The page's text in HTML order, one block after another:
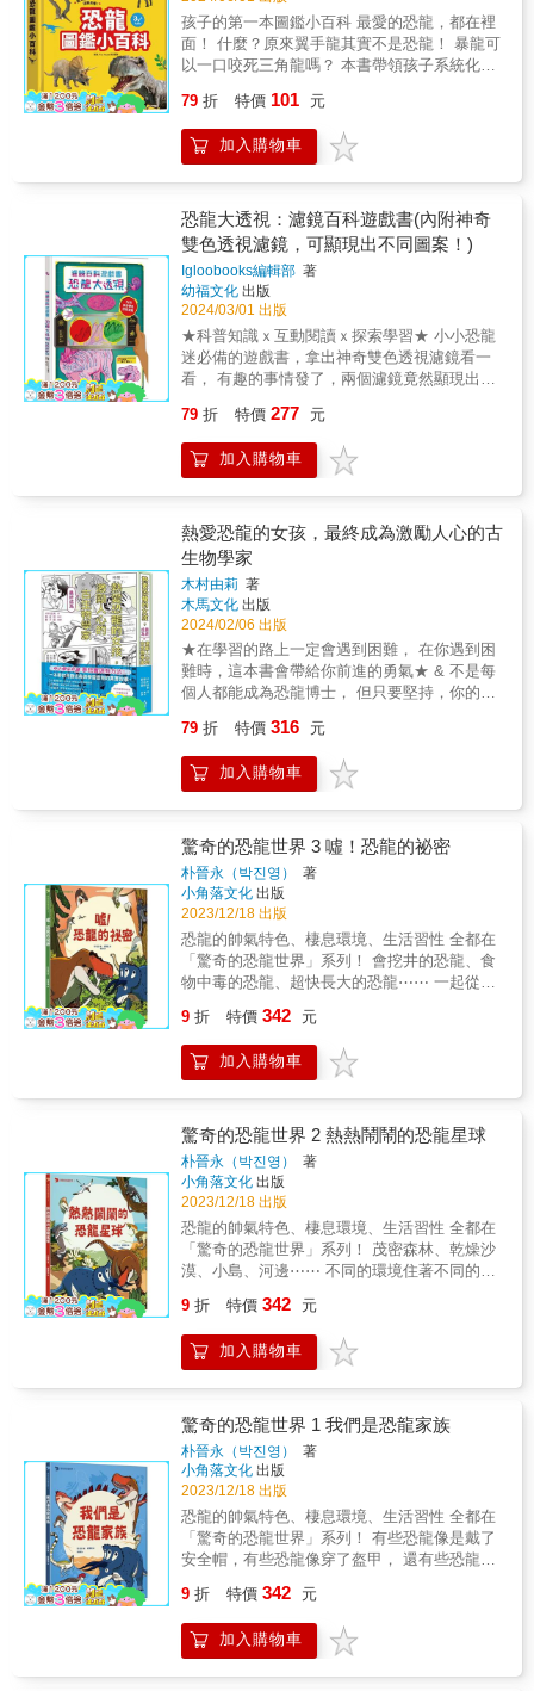
結的原因，以及如何發現恐龍等精彩故事，帶
你走進長達一億六千萬的恐龍王朝，開啟一場
冒險之旅。◎ 各界專家，驚豔推薦！「喜愛恐
龍朋友們，就從你的生日開始，尋找專屬於你
的恐龍，逐日探索驚奇的恐龍世界吧！」── 國
立自然科學博物館研究員 / 張鈞翔博士「讓我
們跟著《一日一恐龍探索超圖鑑》這一本精美
的圖鑑，每一天都是美好的古生物日。」── 台
重現恐龍樣貌的精緻插畫，對未知世界探索的
好奇心就從小開始培養，帶著小孩一起進入千
萬年前的古地球吧！」── YouTube神秘生物頻
道調查員 / 傑斯特Jester
麼？動物 小學生的十萬個為什麼？人體 小學生
的十萬個為什麼？地球 小學生的十萬個為什
麼？恐龍 ✽有注音 ✽適讀年齡：7歲以上 本書
特色 1.貼近生活，激發探索的求知欲。 2.圖文
並茂，滿足孩子的好奇心。 3.淺顯易懂，培養
識。 &
孩子的第一本圖鑑小百科 最愛的恐龍，都在裡
面！ 什麼？原來翼手龍其實不是恐龍！ 暴龍可
以一口咬死三角龍嗎？ 本書帶領孩子系統化認
明，更容易閱讀， 快和孩子一起來尋找答案
吧！ 特別選用不反光紙張材質， 不傷眼好閱
讀！ 【全系列商品】 F20211 恐龍圖鑑小百科
簡介圖表化更清楚】 將恐龍生存年代與分類圖
表化，幫助孩子更容易對喜愛的恐龍建立概
念。 2.【主題化分類整理幫助理解】 透過三大
主題（植食性恐龍、肉食性恐龍、其化古生
物）分類認識，每個主題前還有簡單說明，有
組織了解恐龍間的基本差異。 3.【重點式文字
搭配注音好閱讀】 精心整理的重點內容、大大
的文字搭配注音，淺顯易懂更容易閱讀。 4.
【有趣自我介紹的對話增加趣味性】 圖片旁邊
配上有趣、知識性的介紹，以第一人稱介紹恐
79 折 特價 101 元
加入購物車
恐龍大透視：濾鏡百科遊戲書(內附神奇
雙色透視濾鏡，可顯現出不同圖案！)
Igloobooks編輯部 著
幼福文化 出版
2024/03/01 出版
★科普知識ｘ互動閱讀ｘ探索學習★ 小小恐龍
迷必備的遊戲書，拿出神奇雙色透視濾鏡看一
看， 有趣的事情發了，兩個濾鏡竟然顯現出不
麼？這麼多種的恐龍，要怎麼在地球上和平共
存呢？曾經稱霸地球的恐龍，擁有那些生存絕
技？拿出神奇濾鏡透視恐龍的身體，搭配豐富
吧！ & 知識重點 什麼是恐龍？／凶猛無比的獸
腳類／花招百出的植食性恐龍 體型取勝的蜥腳
類／空中的王者：翼龍類／海中悠遊的怪獸 恐
龍如何照顧寶寶／滅絕時刻來臨／化石穿越時
空／誰是恐龍的後代？ & 專業審訂 臺中國立自
然科學博物館地質學組 楊子睿博士 & 本書特
色 & ★科普百科知識：幫助孩子培養學習興
趣，建立必備素養，啟發跨領域、跨學科探
究。 ★拒絕呆板枯燥：透過濾鏡看到截然不同
的生動圖畫，將文字圖像、真實化呈現眼前。
節隱藏起來，滿足孩子好奇探索的樂趣。 & ＊
適讀年齡：3歲以上
79 折 特價 277 元
加入購物車
熱愛恐龍的女孩，最終成為激勵人心的古
生物學家
木村由莉 著
木馬文化 出版
2024/02/06 出版
★在學習的路上一定會遇到困難， 在你遇到困
難時，這本書會帶給你前進的勇氣★ & 不是每
個人都能成為恐龍博士， 但只要堅持，你的夢
獻在恐龍和古生物上的女孩， 比起同年紀的人
晚了十年才進入職場， 終於成為古生物學家的
故事。 & 每個孩子小時候都可能著迷於某個事
最終成為專家的，恐怕少之又少。 & 女孩的成
為恐龍博士之路 本書是一個小時候非常喜歡恐
龍的女孩，因為在大恐龍博覽會獲得了一個小
小化石而深深著迷；因為看了電影《侏羅紀公
園》才知道古生物學家這個職業；立志要成為
一名恐龍博士，所歷經的努力、研究，以及遠
赴他鄉自立自強最終取得博士學位的真實且激
勵人心的故事。 & 數學成績讓她差點上不了大
學 木村由莉把自決定成為恐龍博士之後，她從
的資訊，尋找可以協助、諮詢的學者、老師的
細節；吊車尾考進大學後，想辦法加入挖掘恐
龍的團隊等的歷程，都鉅細靡遺地記錄下來，
對於當今對未來充滿迷惘，或是有目標但不知
道如何前進的學子，是非常有用且鼓舞的過
程。 & 我這樣常常失敗的人做得到，你也可以
做到 發表此書以來，木村由莉獲得許多學校學
生的回響，因為書中給予想從事相關職業，以
及想知道古生物學家究竟在做什麼的中小學
生、高中生及想要出國留學的人的很多實用的
建議。而木村由香很擅長將艱難的古生物知識
轉化成趣味的科普知識，並加入她個人求學之
路的種種悲喜事件，是一本口吻親切、很容易
閱讀，好像在跟好朋友聊天一樣輕鬆的故事。
& 本書特色 & 1. 當今人物傳記：古生物學家的
當今職人現身說法，符合現代情況，更能給予
兒童對自己、對未來不同的思考與多元的選
擇。 & 2. 提供實用訊息：本書分求學與入職兩
個階段，給予現代學子實際的思想方法與策略
揭露自己的求學歷程外，針對中小學生、高中
生、留學生及家長給予想要往研究路上的學子
非常實際的建議。留學及求職的過程中的建
議，不只是相關科系，其他學科相同狀況的人
同樣適用。 & 3. 有趣的科普故事：從小到大對
物知識 作者將求學、打工、研究、出國留學等
過程，融入了古生物的科普知識，並舉出許多
實際研究及工作的例子，對於不熟悉古生物學
79 折 特價 316 元
加入購物車
驚奇的恐龍世界 3 噓！恐龍的祕密
朴晉永（박진영）
著
小角落文化 出版
2023/12/18 出版
恐龍的帥氣特色、棲息環境、生活習性 全都在
「驚奇的恐龍世界」系列！ 會挖井的恐龍、食
物中毒的恐龍、超快長大的恐龍⋯⋯ 一起從化
物故事， 我們可以從恐龍化石上的洞，發現牠
可能曾被暴龍咬過； 也可從湖邊的化石得知曾
有恐龍集體中毒死在湖邊； 或發現有些恐龍會
解牠們各式各樣的生活習性，是不是很神奇
呢？ 翻開「驚奇的恐龍世界」系列第三集， 更
加認識各種充滿特色的恐龍吧！ 【知識學習重
點】 #中生代 #三疊紀 #侏羅紀 #白堊紀 #
植食性恐龍 #肉食性恐龍 #體化石 #痕跡化
石 【學習領域分類】 ◎適讀年齡：小學低年級
以上，建議8歲以下親子共讀或教師導讀 ◎教
育議題：環境教育、海洋教育、生命教育 ◎學
習領域：自然科學 本書特色 ★符合十二年國教
物。 ★結合環境、海洋、生命等教育議題。
9 折 特價 342 元
加入購物車
驚奇的恐龍世界 2 熱熱鬧鬧的恐龍星球
朴晉永（박진영）
著
小角落文化 出版
2023/12/18 出版
恐龍的帥氣特色、棲息環境、生活習性 全都在
「驚奇的恐龍世界」系列！ 茂密森林、乾燥沙
漠、小島、河邊⋯⋯ 不同的環境住著不同的恐
世界上有各式各樣的恐龍棲息著。 為什麼有些
恐龍能長到三層樓這麼高，有些恐龍卻很迷
你？ 為什麼有些恐龍動作緩慢，有些卻能靠後
識學習重點】 #中生代 #三疊紀 #侏羅紀 #
白堊紀 #滅絕 #隕石 #植食性恐龍 #肉食性
恐龍 #陸塊分裂 【學習領域分類】 ◎適讀年
齡：小學低年級以上，建議8歲以下親子共讀或
教師導讀 ◎教育議題：環境教育、海洋教育、
生命教育 ◎學習領域：自然科學 本書特色 ★
符合十二年國教九大核心素養，「自然科學」
領域優良延伸讀物。 ★結合環境、海洋、生命
等教育議題。 &
9 折 特價 342 元
加入購物車
驚奇的恐龍世界 1 我們是恐龍家族
朴晉永（박진영）
著
小角落文化 出版
2023/12/18 出版
恐龍的帥氣特色、棲息環境、生活習性 全都在
「驚奇的恐龍世界」系列！ 有些恐龍像是戴了
安全帽，有些恐龍像穿了盔甲， 還有些恐龍頭
膀⋯⋯ 各式各樣的恐龍在兩億多年的地球上生
存著， 甚至還有些恐龍幸運地存活至今，生活
在我們身邊！？ 你知道牠們為什麼演化出這些
9 折 特價 342 元
加入購物車